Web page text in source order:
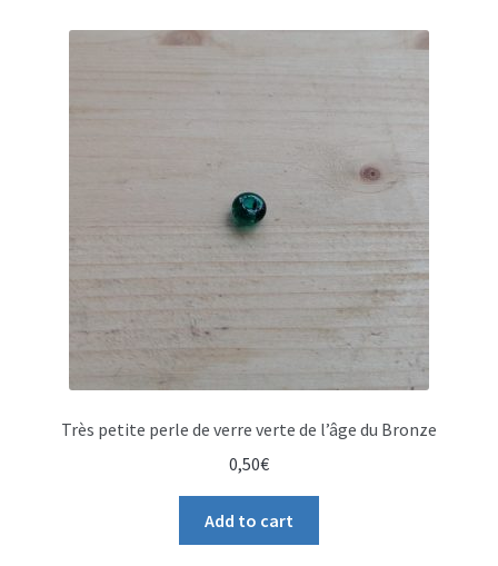
Très petite perle de verre verte de l’âge du Bronze
0,50€
Add to cart